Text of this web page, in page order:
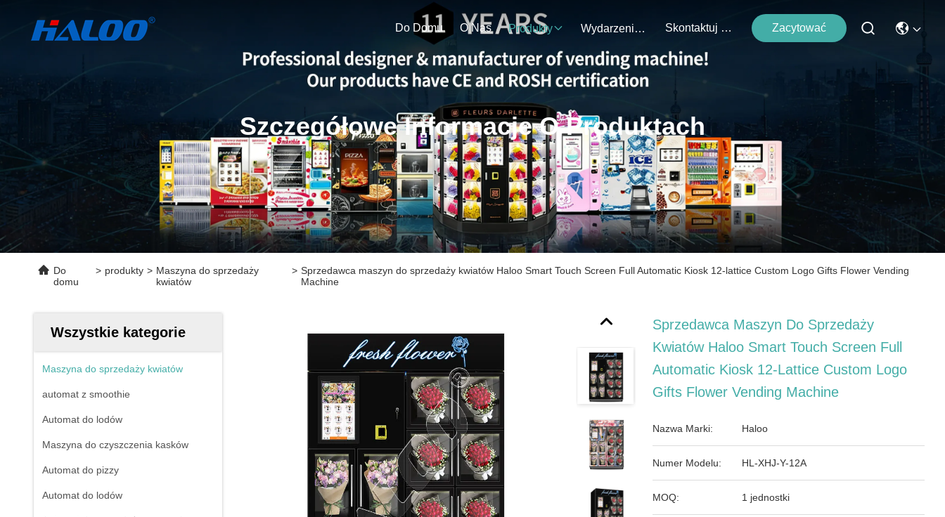
Do Domu O Nas Produkty Wydarzenia Skontaktuj Się Z Nami Zacytować
Szczegółowe Informacje O Produktach
Do
domu
> produkty > Maszyna do sprzedaży
kwiatów
> Sprzedawca maszyn do sprzedaży kwiatów Haloo Smart Touch Screen Full Automatic Kiosk 12-lattice Custom Logo Gifts Flower Vending
Machine
Wszystkie kategorie
Maszyna do sprzedaży kwiatów
automat z smoothie
Automat do lodów
Maszyna do czyszczenia kasków
Automat do pizzy
Automat do lodów
Sprzedawca Maszyn Do Sprzedaży
Kwiatów Haloo Smart Touch Screen Full
Automatic Kiosk 12-Lattice Custom Logo
Gifts Flower Vending Machine
Nazwa Marki: Haloo
Numer Modelu: HL-XHJ-Y-12A
MOQ: 1 jednostki